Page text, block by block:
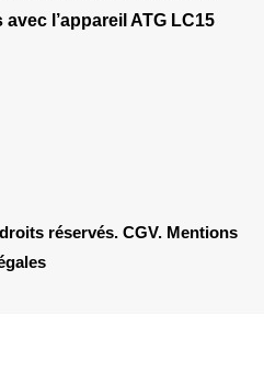
l’appareil ATG LC15
réservés. CGV. Mentions